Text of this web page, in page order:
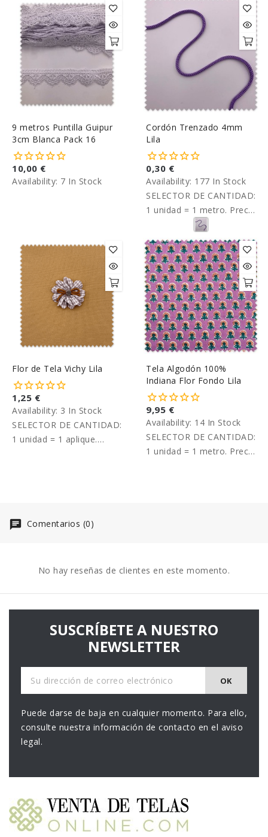
9 metros Puntilla Guipur
3cm Blanca Pack 16
10,00 €
Availability: 7 In Stock
Cordón Trenzado 4mm
Lila
0,30 €
Availability: 177 In Stock
SELECTOR DE CANTIDAD:
1 unidad = 1 metro. Precio
Flor de Tela Vichy Lila
1,25 €
Availability: 3 In Stock
SELECTOR DE CANTIDAD:
1 unidad = 1 aplique.
Tela Algodón 100%
Indiana Flor Fondo Lila
9,95 €
Availability: 14 In Stock
SELECTOR DE CANTIDAD:
1 unidad = 1 metro. Precio
Comentarios (0)
No hay reseñas de clientes en este momento.
SUSCRÍBETE A NUESTRO
NEWSLETTER
Puede darse de baja en cualquier momento. Para ello,
consulte nuestra información de contacto en el aviso
legal.